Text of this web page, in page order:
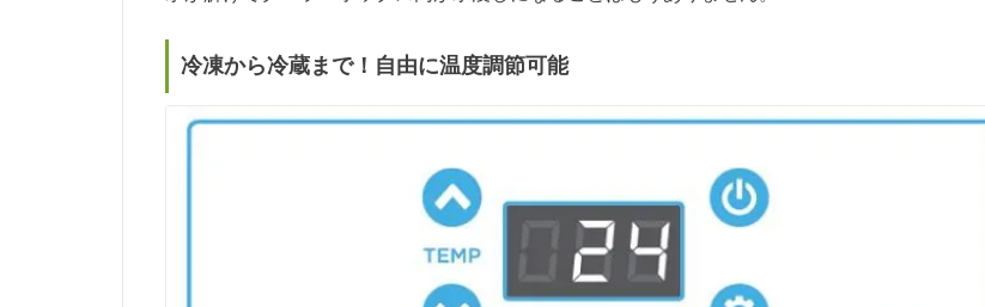
冷凍から冷蔵まで！自由に温度調節可能